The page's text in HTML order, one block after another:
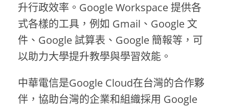
升行政效率。Google Workspace 提供各
式各樣的工具，例如 Gmail、Google 文
件、Google 試算表、Google 簡報等，可
以助力大學提升教學與學習效能。
中華電信是Google Cloud在台灣的合作夥
伴，協助台灣的企業和組織採用 Google